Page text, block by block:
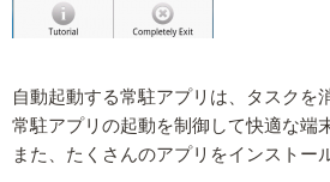
自動起動する常駐アプリは、タスクを
常駐アプリの起動を制御して快適な端
また、たくさんのアプリをインストー